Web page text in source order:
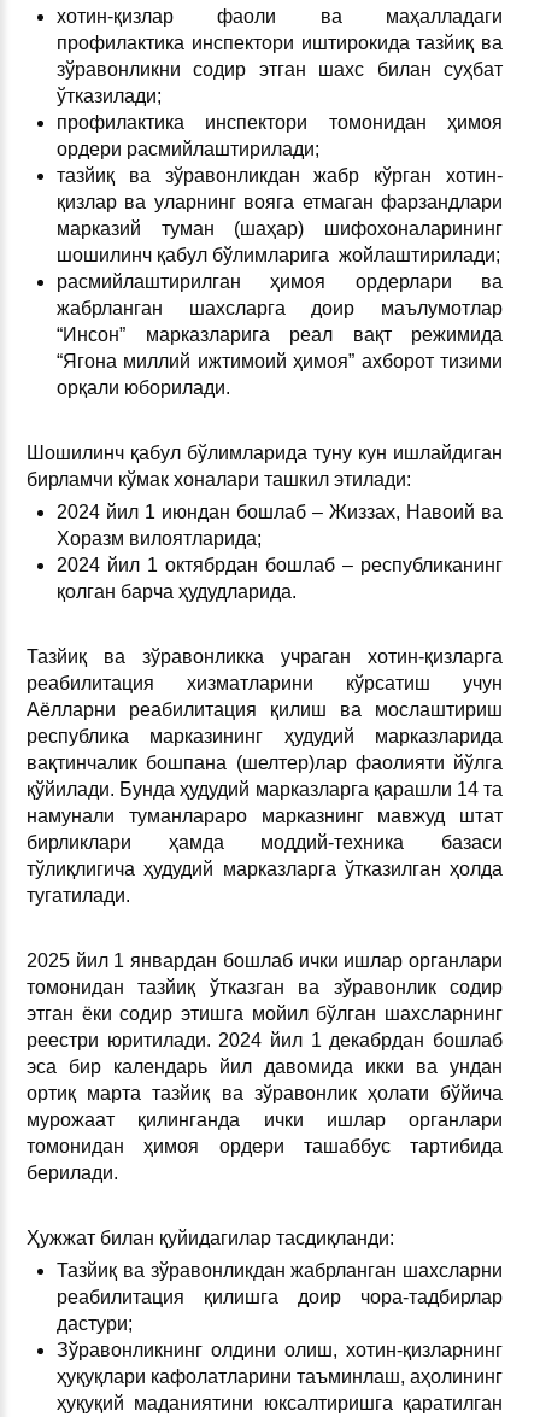
хотин-қизлар фаоли вa маҳалладаги
профилактика инспектори иштирокида тазйиқ ва
зўравонликни содир этган шахс билан суҳбат
ўтказилади;
профилактика инспектори томонидан ҳимоя
ордери расмийлаштирилади;
тазйиқ ва зўравонликдан жабр кўрган хотин-
қизлар ва уларнинг вояга етмаган фарзандлари
марказий туман (шаҳар) шифохоналарининг
шошилинч қабул бўлимларига жойлаштирилади;
расмийлаштирилган ҳимоя ордерлари ва
жабрланган шахсларга доир маълумотлар
“Инсон” марказларига реал вақт режимида
“Ягона миллий ижтимоий ҳимоя” ахборот тизими
орқали юборилади.
Шошилинч қабул бўлимларида туну кун ишлайдиган
бирламчи кўмак хоналари ташкил этилади:
2024 йил 1 июндан бошлаб – Жиззах, Навоий ва
Хоразм вилоятларида;
2024 йил 1 октябрдан бошлаб – республиканинг
қолган барча ҳудудларида.
Тазйиқ ва зўравонликка учраган хотин-қизларга
реабилитация хизматларини кўрсатиш учун
Аёлларни реабилитация қилиш ва мослаштириш
республика марказининг ҳудудий марказларида
вақтинчалик бошпана (шелтер)лар фаолияти йўлга
қўйилади. Бунда ҳудудий марказларга қарашли 14 та
намунали туманлараро марказнинг мавжуд штат
бирликлари ҳамда моддий-техника базаси
тўлиқлигича ҳудудий марказларга ўтказилган ҳолда
тугатилади.
2025 йил 1 январдан бошлаб ички ишлар органлари
томонидан тазйиқ ўтказган ва зўравонлик содир
этган ёки содир этишга мойил бўлган шахсларнинг
реестри юритилади. 2024 йил 1 декабрдан бошлаб
эса бир календарь йил давомида икки ва ундан
ортиқ марта тазйиқ ва зўравонлик ҳолати бўйича
мурожаат қилинганда ички ишлар органлари
томонидан ҳимоя ордери ташаббус тартибида
берилади.
Ҳужжат билан қуйидагилар тасдиқланди:
Тазйиқ ва зўравонликдан жабрланган шахсларни
реабилитация қилишга доир чора-тадбирлар
дастури;
Зўравонликнинг олдини олиш, хотин-қизларнинг
ҳуқуқлари кафолатларини таъминлаш, аҳолининг
ҳуқуқий маданиятини юксалтиришга қаратилган